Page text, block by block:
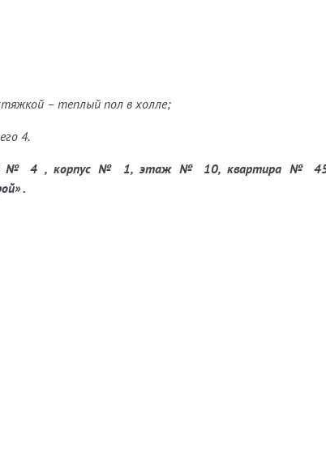
– теплый пол в холле;
4.
дом № 4 , корпус № 1, этаж № 10, квартира №
.